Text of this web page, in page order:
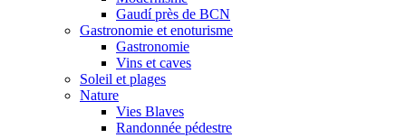
Gaudí près de BCN
Gastronomie et enoturisme
Gastronomie
Vins et caves
Soleil et plages
Nature
Vies Blaves
Randonnée pédestre